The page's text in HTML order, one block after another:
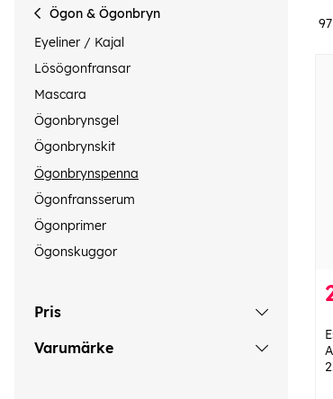
Ögon & Ögonbryn
Eyeliner / Kajal
Lösögonfransar
Mascara
Ögonbrynsgel
Ögonbrynskit
Ögonbrynspenna
Ögonfransserum
Ögonprimer
Ögonskuggor
Pris
Varumärke
97